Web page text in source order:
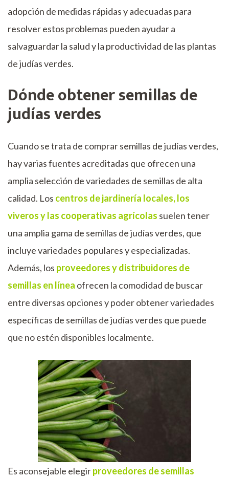
adopción de medidas rápidas y adecuadas para
resolver estos problemas pueden ayudar a
salvaguardar la salud y la productividad de las plantas
de judías verdes.
Dónde obtener semillas de
judías verdes
Cuando se trata de comprar semillas de judías verdes,
hay varias fuentes acreditadas que ofrecen una
amplia selección de variedades de semillas de alta
calidad. Los centros de jardinería locales, los
viveros y las cooperativas agrícolas suelen tener
una amplia gama de semillas de judías verdes, que
incluye variedades populares y especializadas.
Además, los proveedores y distribuidores de
semillas en línea ofrecen la comodidad de buscar
entre diversas opciones y poder obtener variedades
específicas de semillas de judías verdes que puede
que no estén disponibles localmente.
Es aconsejable elegirproveedores de semillas